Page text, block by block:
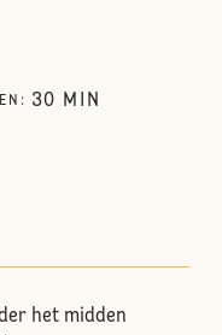
: 30 MIN
het midden